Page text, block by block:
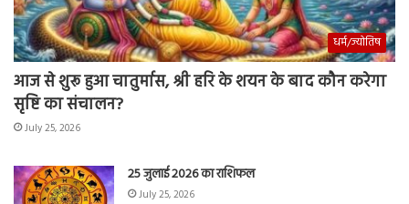
धर्म/ज्योतिष
आज से शुरू हुआ चातुर्मास, श्री हरि के शयन के बाद कौन करेगा
सृष्टि का संचालन?
July 25, 2026
25 जुलाई 2026 का राशिफल
July 25, 2026